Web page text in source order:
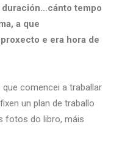
duración…cánto tempo
a que
e era hora de
comencei a traballar
un plan de traballo
fotos do libro, máis